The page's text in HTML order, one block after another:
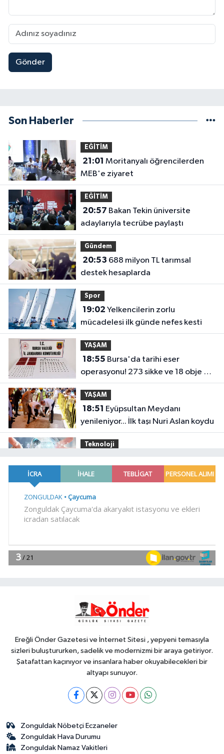
Gönder
Son Haberler
EĞİTİM
21:01
MEB'e ziyaret
EĞİTİM
20:57
adaylarıyla tecrübe paylaştı
Gündem
20:53
destek hesaplarda
Spor
19:02
mücadelesi ilk günde nefes kesti
YAŞAM
18:55
operasyonu! 273 sikke ve 18 obje ele
geçirildi
YAŞAM
18:51
yenileniyor... İlk taşı Nuri Aslan koydu
Teknoloji
girişimcilere yeni kapılar açıyor
18:37Gebze'nin geleceği için
18:34Bursa Tabip Odası: Hekimlik 5
gönül köprüsü
Ereğli Önder Gazetesi ve İnternet Sitesi , yepyeni temasıyla
sizleri buluştururken, sadelik ve modernizmi bir araya getiriyor.
Şatafattan kaçınıyor ve insanlara haber okuyabilecekleri bir
altyapı sunuyor.
Zonguldak Nöbetçi Eczaneler
Zonguldak Hava Durumu
Zonguldak Namaz Vakitleri